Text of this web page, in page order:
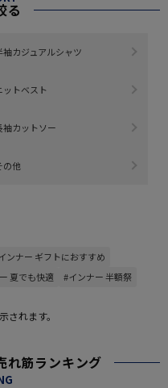
る
袖カジュアルシャツ
ットベスト
袖カットソー
の他
ンナー ギフトにおすすめ
夏でも快適
#インナー 半額祭
れます。
れ筋ランキング